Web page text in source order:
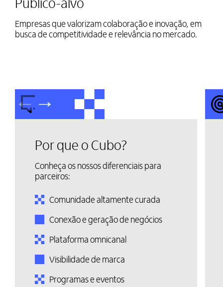
Público-alvo
Empresas que valorizam colaboração e inovação, em
busca de competitividade e relevância no mercado.
Por que o Cubo?
Conheça os nossos diferenciais para
parceiros:
Comunidade altamente curada
Conexão e geração de negócios
Plataforma omnicanal
Visibilidade de marca
Programas e eventos